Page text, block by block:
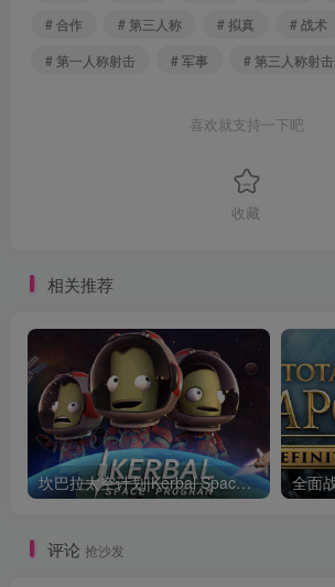
# 合作
# 第三人称 # 拟真
# 战术
# 第一人称射击
# 军事 # 第三人称射击
喜欢就支持一下吧
收藏
相关推荐
坎巴拉太空计划|Kerbal Space Program|1.12.5.3190|整合全DLC
评论 抢沙发